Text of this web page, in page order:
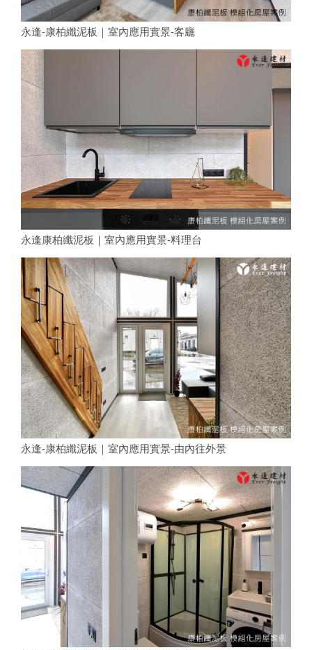
永逢-康柏纖泥板｜室內應用實景-客廳
永逢康柏纖泥板｜室內應用實景-料理台
永逢-康柏纖泥板｜室內應用實景-由內往外景